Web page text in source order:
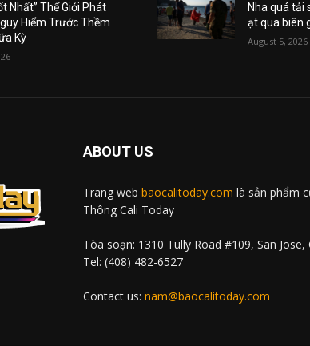
Nhất” Thế Giới Phát
Hiểm Trước Thềm
Kỳ
Nha quá tải
ạt qua biên
August 5, 2026
ABOUT US
Trang web baocalitoday.com là sản phẩm
Thông Cali Today
Tòa soạn: 1310 Tully Road #109, San Jose,
Tel: (408) 482-6527
Contact us: nam@baocalitoday.com